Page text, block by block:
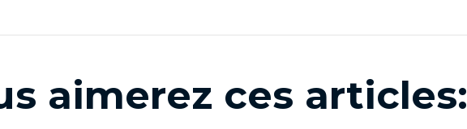
aimerez ces articles: